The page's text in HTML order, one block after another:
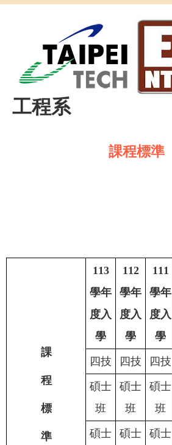
工程系
課程標準
課
程
標
準
113
學年
度入
學
112
學年
度入
學
111
學年
度入
學
四技 四技 四技
碩士
班
碩士
班
碩士
班
碩士
碩士
碩士